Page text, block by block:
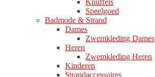
Speelgoed
Badmode & Strand
Dames
Zwemkleding Dames
Heren
Zwemkleding Heren
Kinderen
Strandaccessoires